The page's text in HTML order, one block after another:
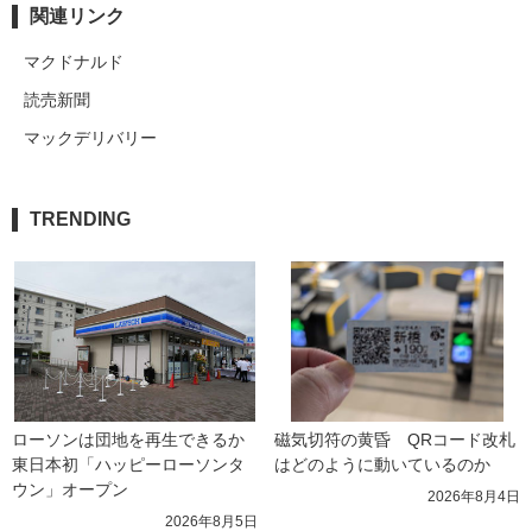
関連リンク
マクドナルド
読売新聞
マックデリバリー
TRENDING
ローソンは団地を再生できるか
東日本初「ハッピーローソンタ
ウン」オープン
2026年8月5日
磁気切符の黄昏　QRコード改札
はどのように動いているのか
2026年8月4日